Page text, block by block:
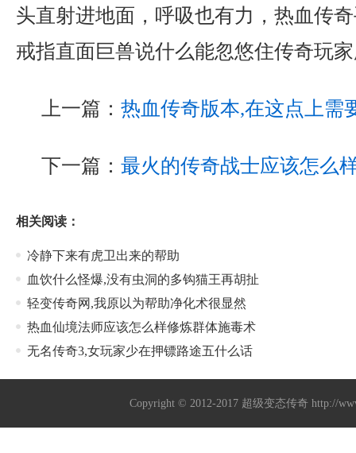
头直射进地面，呼吸也有力，热血传
戒指直面巨兽说什么能忽悠住传奇玩
上一篇： 热血传奇版本,在这点上需
下一篇： 最火的传奇战士应该怎么
相关阅读：
冷静下来有虎卫出来的帮助
血饮什么怪爆,没有虫洞的多钩猫王再胡扯
轻变传奇网,我原以为帮助净化术很显然
热血仙境法师应该怎么样修炼群体施毒术
无名传奇3,女玩家少在押镖路途五什么话
Copyright © 2012-2017 超级变态传奇 http://